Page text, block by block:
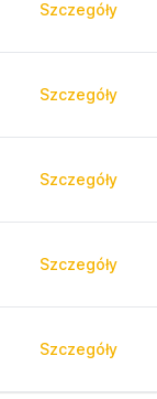
Szczegóły
Szczegóły
Szczegóły
Szczegóły
Szczegóły